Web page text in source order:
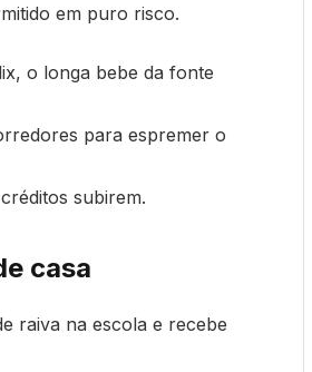
em puro risco.
o longa bebe da fonte
para espremer o
subirem.
casa
raiva na escola e recebe